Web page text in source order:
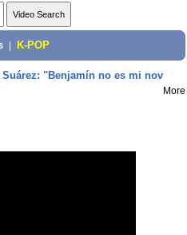
K-POP
Suárez: "Benjamín no es mi nov
More